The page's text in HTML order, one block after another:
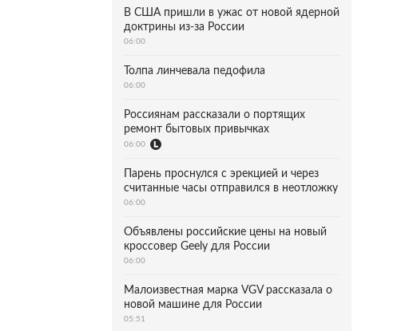
В США пришли в ужас от новой ядерной
доктрины из-за России
06:00
Толпа линчевала педофила
06:00
Россиянам рассказали о портящих
ремонт бытовых привычках
06:00
Парень проснулся с эрекцией и через
считанные часы отправился в неотложку
06:00
Объявлены российские цены на новый
кроссовер Geely для России
06:00
Малоизвестная марка VGV рассказала о
новой машине для России
05:51